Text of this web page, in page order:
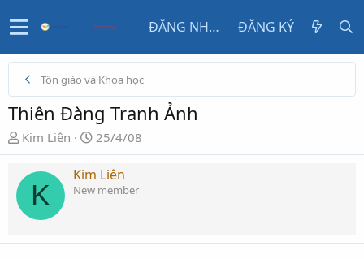
ĐĂNG NHẬP ĐĂNG KÝ
Tôn giáo và Khoa học
Thiên Đàng Tranh Ảnh
N
g
ư
h
Kim Liên
N
g
à
y
i
25/4/08
K
Kim Liên
New member